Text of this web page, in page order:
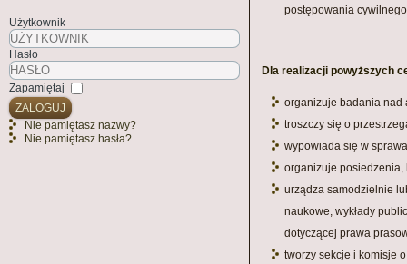
Użytkownik
Hasło
Zapamiętaj
ZALOGUJ
Nie pamiętasz nazwy?
Nie pamiętasz hasła?
postępowania
Dla realizacji powyższych
organizuje badania nad
troszczy się o
wypowiada się w
organizuje posiedzenia,
urządza samodzielnie
naukowe, wykłady
dotyczącej prawa
tworzy sekcje i komisje